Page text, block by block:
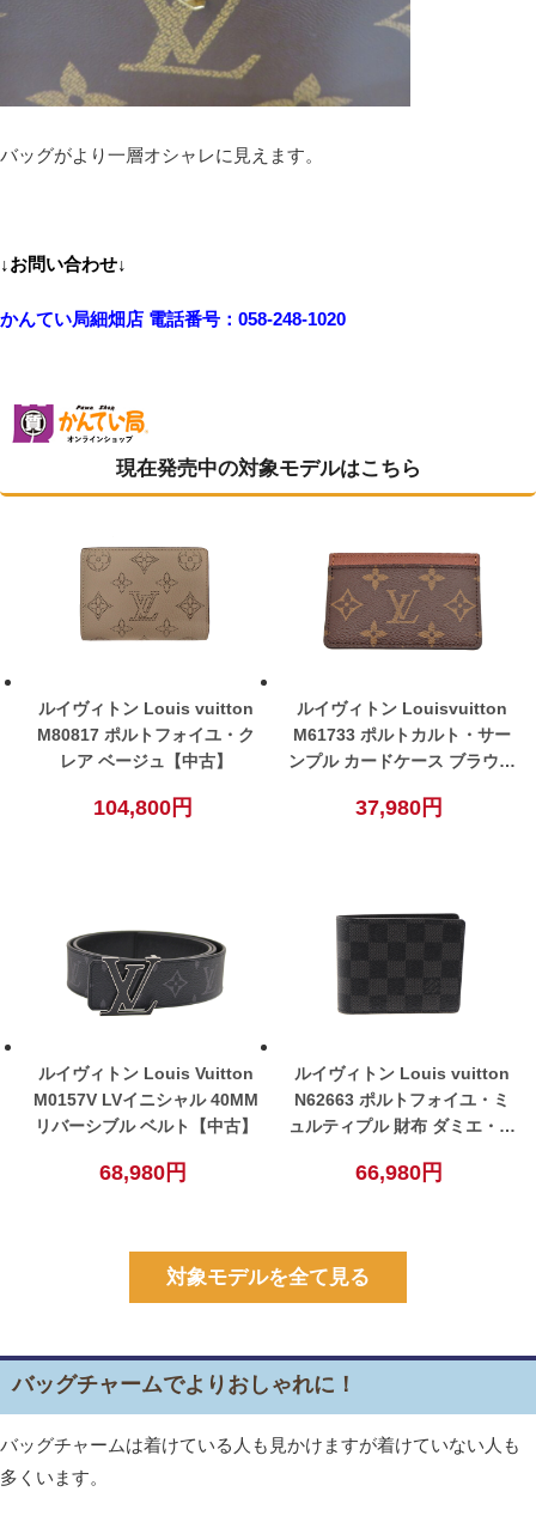
バッグがより一層オシャレに見えます。
↓お問い合わせ↓
かんてい局細畑店 電話番号：058-248-1020
現在発売中の対象モデルはこちら
ルイヴィトン Louis vuitton
M80817 ポルトフォイユ・ク
レア ベージュ【中古】
104,800円
ルイヴィトン Louisvuitton
M61733 ポルトカルト・サー
ンプル カードケース ブラウン
ス【中古】
37,980円
ルイヴィトン Louis Vuitton
M0157V LVイニシャル 40MM
リバーシブル ベルト【中古】
68,980円
ルイヴィトン Louis vuitton
N62663 ポルトフォイユ・ミ
ュルティプル 財布 ダミエ・グ
【中古】
66,980円
対象モデルを全て見る
バッグチャームでよりおしゃれに！
バッグチャームは着けている人も見かけますが着けていない人も
多くいます。